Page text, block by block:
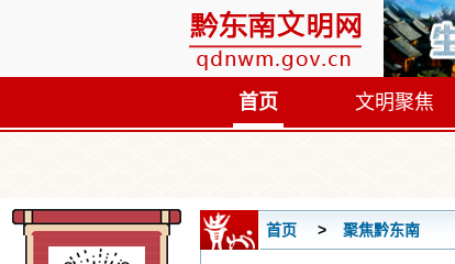
首页 文明聚焦
首页 聚焦黔东南